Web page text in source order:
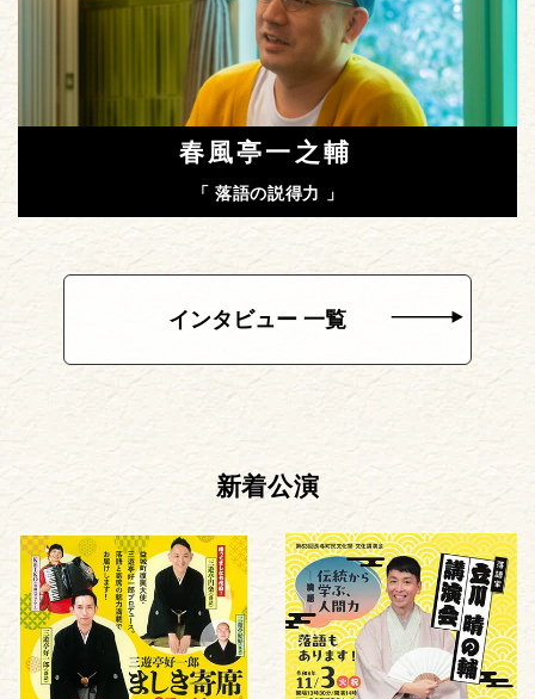
春風亭一之輔
「 落語の説得力 」
インタビュー 一覧
新着公演